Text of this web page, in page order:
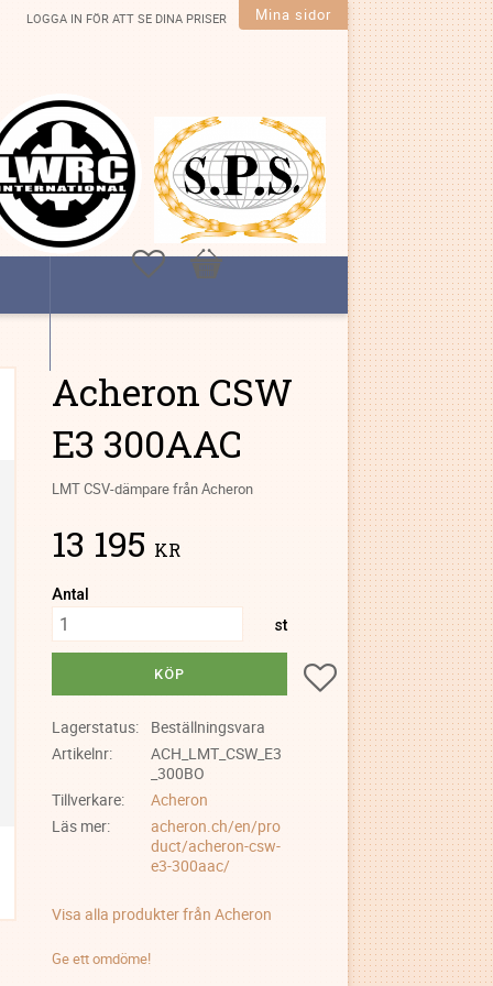
LOGGA IN FÖR ATT SE DINA PRISER Mina sidor
FavoriterKundvagn
Acheron CSW
E3 300AAC
LMT CSV-dämpare från Acheron
13 195 KR
Antal
st
KÖP Lägg till i favoriter
Lagerstatus
Beställningsvara
Artikelnr
ACH_LMT_CSW_E3
_300BO
Tillverkare
Acheron
Läs mer
acheron.ch/en/pro
duct/acheron-csw-
e3-300aac/
Visa alla produkter från Acheron
Ge ett omdöme!